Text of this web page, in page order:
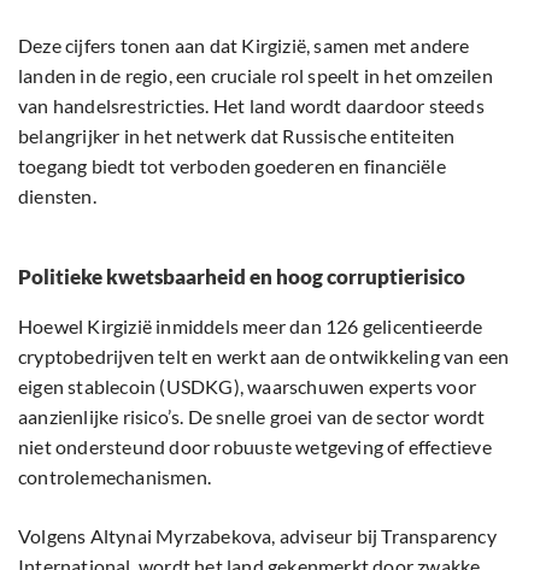
Deze cijfers tonen aan dat Kirgizië, samen met andere
landen in de regio, een cruciale rol speelt in het omzeilen
van handelsrestricties. Het land wordt daardoor steeds
belangrijker in het netwerk dat Russische entiteiten
toegang biedt tot verboden goederen en financiële
diensten.
Politieke kwetsbaarheid en hoog corruptierisico
Hoewel Kirgizië inmiddels meer dan 126 gelicentieerde
cryptobedrijven telt en werkt aan de ontwikkeling van een
eigen stablecoin (USDKG), waarschuwen experts voor
aanzienlijke risico’s. De snelle groei van de sector wordt
niet ondersteund door robuuste wetgeving of effectieve
controlemechanismen.
Volgens Altynai Myrzabekova, adviseur bij Transparency